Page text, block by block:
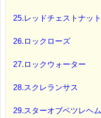
25.レッドチェストナット
26.ロックローズ
27.ロックウォーター
28.スクレランサス
29.スターオブベツレヘム